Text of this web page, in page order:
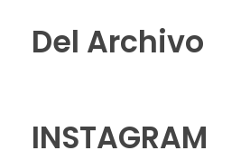
Del Archivo
INSTAGRAM